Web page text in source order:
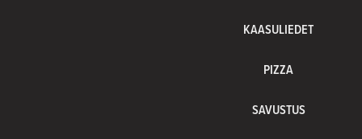
KAASULIEDET
PIZZA
SAVUSTUS